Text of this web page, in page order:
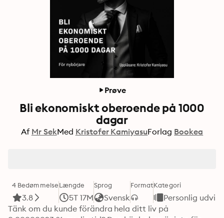
Prøve
Bli ekonomiskt oberoende på 1000
dagar
Af Mr SekMed Kristofer KamiyasuForlag Bookea
4 Bedømmelse
3.8
Længde
5T 17M
Sprog
Svensk
FormatKategori
Personlig
Tänk om du kunde förändra hela ditt liv på